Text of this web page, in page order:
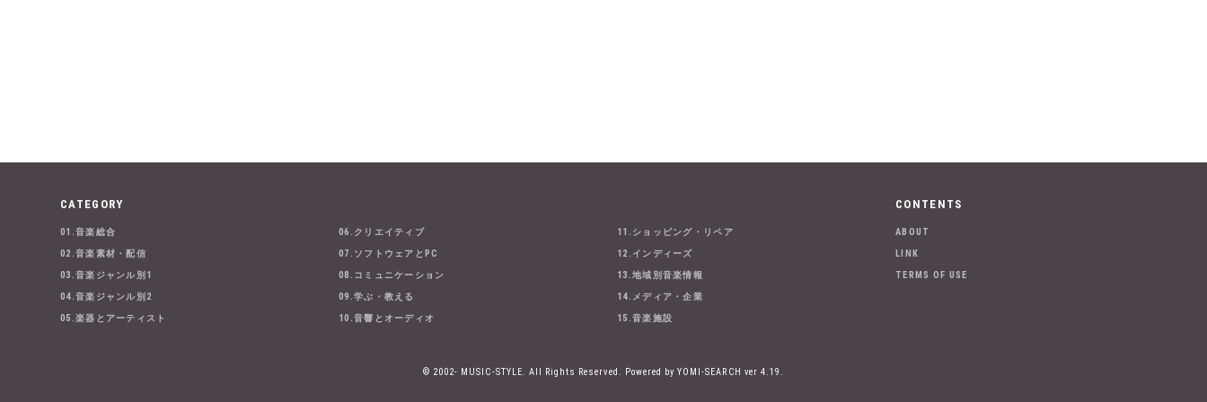
CATEGORY
01.音楽総合
02.音楽素材・配信
03.音楽ジャンル別1
04.音楽ジャンル別2
05.楽器とアーティスト
06.クリエイティブ
07.ソフトウェアとPC
08.コミュニケーション
09.学ぶ・教える
10.音響とオーディオ
11.ショッピング・リペア
12.インディーズ
13.地域別音楽情報
14.メディア・企業
15.音楽施設
CONTENTS
ABOUT
LINK
TERMS OF USE
© 2002- MUSIC-STYLE. All Rights Reserved. Powered by YOMI-SEARCH ver 4.19.